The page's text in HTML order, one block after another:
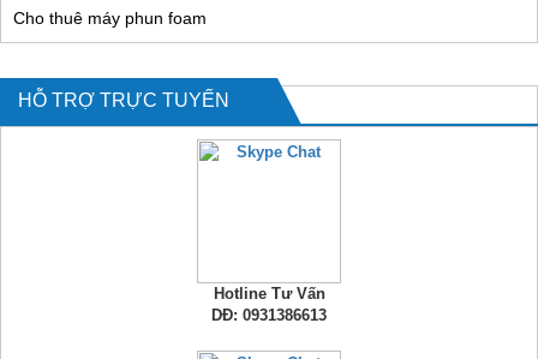
Cho thuê máy phun foam
HỖ TRỢ TRỰC TUYẾN
Hotline Tư Vấn
DĐ: 0931386613